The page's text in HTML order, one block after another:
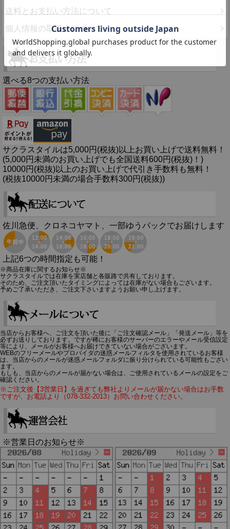
送料とお支払い方法について
個人情報の取扱いについて
選べる8つの支払い方法
サクラスタイルは5,000円(税抜)以上お買い上げで送料無料！
(5,000円未満のお買い上げでも全国送料600円(税抜)！)
10000円(税抜)以上のお買い上げで代引き手数料も無料！
(税抜10000円未満の場合手数料300円(税抜))
佐川急便、クロネコヤマト、一部ゆうパックでお届けします
上記6つの時間指定も可能！
※商品在庫に関するお知らせ※
サクラスタイルでは在庫を実店舗と各販路で共有しております。
そのため、ご注文頂いたタイミングによっては在庫がない場合もございます。
予めご了承いただき、ご注文下さいますようお願い申し上げます。
当店からお客様へ、ご注文を頂いた後に「ご注文確認メール」「発送メール」等を
必ずお送りしております。ですが稀にお客様のサーバーのエラーやメール受信設定
等により、メールがお客様へお届けできていない場合がございます。
WEBのフリーメールやプロバイダの迷惑メールフィルタを使用されているお客様
は、当店からのメールが迷惑メールフォルダに振り分けられている可能性もござい
ます。
もしも、当店からのメールが届かない場合は、ご使用されているメールの設定をご
確認ください。
※ご注文後【3営業日】を過ぎても弊社よりメールが届かない場合はお手数
ですが、お電話より（078-332-2013）お問い合わせください。
※営業日のお知らせ※